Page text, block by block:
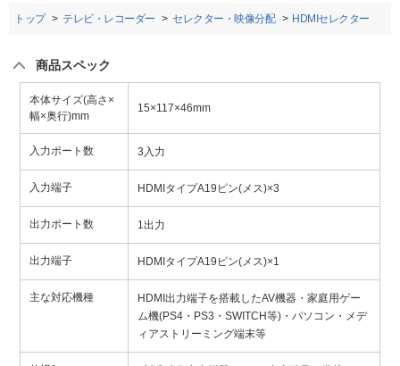
トップ テレビ・レコーダー セレクター・映像分配 HDMIセレクター
商品スペック
本体サイズ(高さ×
幅×奥行)mm
15×117×46mm
入力ポート数 3入力
入力端子 HDMIタイプA19ピン(メス)×3
出力ポート数 1出力
出力端子 HDMIタイプA19ピン(メス)×1
主な対応機種
HDMI出力端子を搭載したAV機器・家庭用ゲー
ム機(PS4・PS3・SWITCH等)・パソコン・メデ
ィアストリーミング端末等